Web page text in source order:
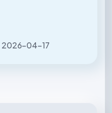
2026-04-17